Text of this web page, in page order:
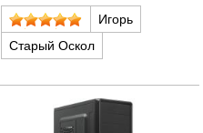
Игорь
Старый Оскол